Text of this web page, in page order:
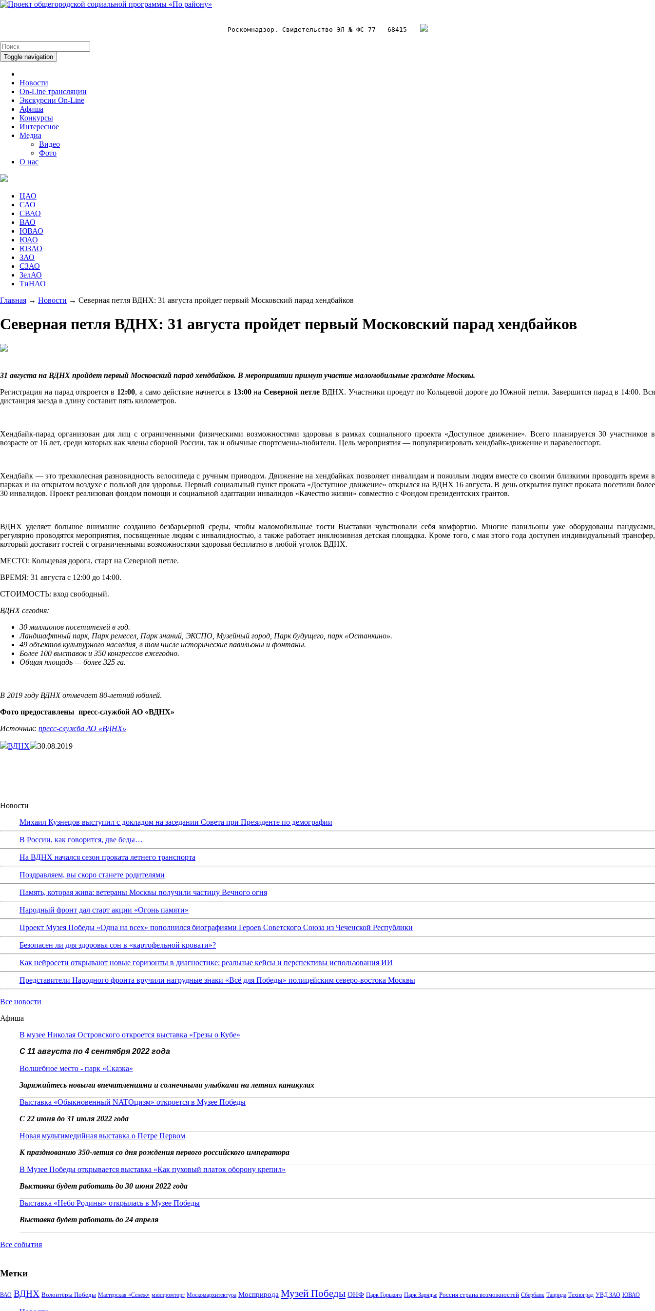
Роскомнадзор. Свидетельство ЭЛ № ФС 77 – 68415
Toggle navigation
Новости
On-Line трансляции
Экскурсии On-Line
Афиша
Конкурсы
Интересное
Медиа
Видео
Фото
О нас
ЦАО
САО
СВАО
ВАО
ЮВАО
ЮАО
ЮЗАО
ЗАО
СЗАО
ЗелАО
ТиНАО
Главная → Новости → Северная петля ВДНХ: 31 августа пройдет первый Московский парад хендбайков
Северная петля ВДНХ: 31 августа пройдет первый Московский парад хендбайков
31 августа на ВДНХ пройдет первый Московский парад хендбайков. В мероприятии примут участие маломобильные граждане Москвы.
Регистрация на парад откроется в 12:00, а само действие начнется в 13:00наСеверной петле ВДНХ. Участники проедут по Кольцевой дороге до Южной петли. Завершится парад в 14:00. Вся
дистанция заезда в длину составит пять километров.
Хендбайк-парад организован для лиц с ограниченными физическими возможностями здоровья в рамках социального проекта «Доступное движение». Всего планируется 30 участников в
возрасте от 16 лет, среди которых как члены сборной России, так и обычные спортсмены-любители. Цель мероприятия — популяризировать хендбайк-движение и паравелоспорт.
Хендбайк — это трехколесная разновидность велосипеда с ручным приводом. Движение на хендбайках позволяет инвалидам и пожилым людям вместе со своими близкими проводить время в
парках и на открытом воздухе с пользой для здоровья. Первый социальный пункт проката «Доступное движение» открылся на ВДНХ 16 августа. В день открытия пункт проката посетили более
30 инвалидов. Проект реализован фондом помощи и социальной адаптации инвалидов «Качество жизни» совместно с Фондом президентских грантов.
ВДНХ уделяет большое внимание созданию безбарьерной среды, чтобы маломобильные гости Выставки чувствовали себя комфортно. Многие павильоны уже оборудованы пандусами,
регулярно проводятся мероприятия, посвященные людям с инвалидностью, а также работает инклюзивная детская площадка. Кроме того, с мая этого года доступен индивидуальный трансфер,
который доставит гостей с ограниченными возможностями здоровья бесплатно в любой уголок ВДНХ.
МЕСТО: Кольцевая дорога, старт на Северной петле.
ВРЕМЯ: 31 августа с 12:00 до 14:00.
СТОИМОСТЬ: вход свободный.
ВДНХ сегодня:
30 миллионов посетителей в год.
Ландшафтный парк, Парк ремесел, Парк знаний, ЭКСПО, Музейный город, Парк будущего, парк «Останкино».
49 объектов культурного наследия, в том числе исторические павильоны и фонтаны.
Более 100 выставок и 350 конгрессов ежегодно.
Общая площадь — более 325 га.
В 2019 году ВДНХ отмечает 80-летний юбилей.
Фото предоставлены пресс-службой АО «ВДНХ»
Источник: пресс-служба АО «ВДНХ»
ВДНХ 30.08.2019
Новости
Михаил Кузнецов выступил с докладом на заседании Совета при Президенте по демографии
В России, как говорится, две беды…
На ВДНХ начался сезон проката летнего транспорта
Поздравляем, вы скоро станете родителями
Память, которая жива: ветераны Москвы получили частицу Вечного огня
Народный фронт дал старт акции «Огонь памяти»
Проект Музея Победы «Одна на всех» пополнился биографиями Героев Советского Союза из Чеченской Республики
Безопасен ли для здоровья сон в «картофельной кровати»?
Как нейросети открывают новые горизонты в диагностике: реальные кейсы и перспективы использования ИИ
Представители Народного фронта вручили нагрудные знаки «Всё для Победы» полицейским северо-востока Москвы
Все новости
Афиша
В музее Николая Островского откроется выставка «Грезы о Кубе»
С 11 августа по 4 сентября 2022 года
Волшебное место - парк «Сказка»
Заряжайтесь новыми впечатлениями и солнечными улыбками на летних каникулах
Выставка «Обыкновенный NATOцизм» откроется в Музее Победы
С 22 июня до 31 июля 2022 года
Новая мультимедийная выставка о Петре Первом
К празднованию 350-летия со дня рождения первого российского императора
В Музее Победы открывается выставка «Как пуховый платок оборону крепил»
Выставка будет работать до 30 июня 2022 года
Выставка «Небо Родины» открылась в Музее Победы
Выставка будет работать до 24 апреля
Все события
Метки
ВАО ВДНХ Волонтёры Победы Мастерская «Сенеж» минпромторг Москомархитектура Мосприрода Музей Победы ОНФ Парк Горького Парк Зарядье Россия страна возможностей Сбербанк Таврида Техноград УВД ЗАО ЮВАО